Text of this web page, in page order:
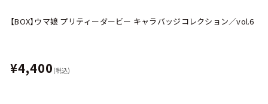
【BOX】ウマ娘 プリティーダービー キャラバッジコレクション／vol.6
¥4,400 (税込)